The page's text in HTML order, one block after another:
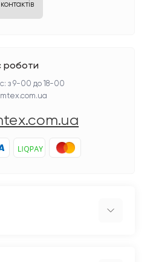
роботи
з 9-00 до 18-00